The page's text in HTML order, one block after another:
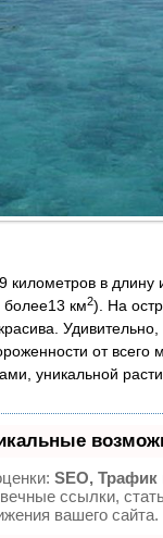
в
км2). На
от всего
уникальной
SEO, Трафик
ссылки,
вашего сайта.